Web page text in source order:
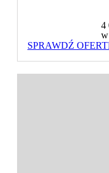
4
w
SPRAWDŹ